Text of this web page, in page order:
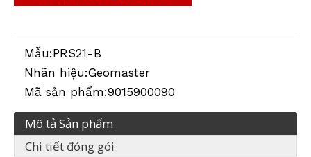
Bộ lăng kính ngang Bộ lăng kính ngang
Mẫu:PRS21-B
Nhãn hiệu:Geomaster
Mã sản phẩm:9015900090
Mô tả Sản phẩm
Chi tiết đóng gói